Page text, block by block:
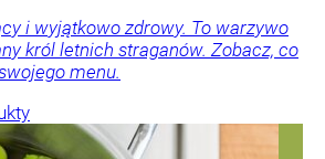
i wyjątkowo zdrowy. To warzywo
król letnich straganów. Zobacz, co
menu.